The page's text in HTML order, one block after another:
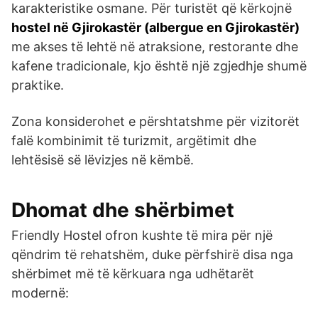
karakteristike osmane. Për turistët që kërkojnë
hostel në Gjirokastër (albergue en Gjirokastër)
me akses të lehtë në atraksione, restorante dhe
kafene tradicionale, kjo është një zgjedhje shumë
praktike.
Zona konsiderohet e përshtatshme për vizitorët
falë kombinimit të turizmit, argëtimit dhe
lehtësisë së lëvizjes në këmbë.
Dhomat dhe shërbimet
Friendly Hostel ofron kushte të mira për një
qëndrim të rehatshëm, duke përfshirë disa nga
shërbimet më të kërkuara nga udhëtarët
modernë: